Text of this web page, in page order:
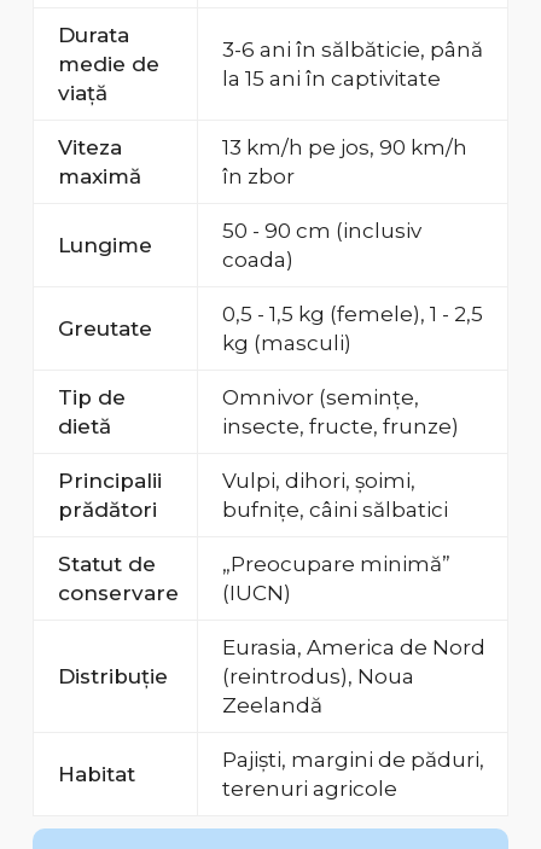
Durata
medie de
viață
3-6 ani în sălbăticie, până
la 15 ani în captivitate
Viteza
maximă
13 km/h pe jos, 90 km/h
în zbor
Lungime
50 - 90 cm (inclusiv
coada)
Greutate
0,5 - 1,5 kg (femele), 1 - 2,5
kg (masculi)
Tip de
dietă
Omnivor (semințe,
insecte, fructe, frunze)
Principalii
prădători
Vulpi, dihori, șoimi,
bufnițe, câini sălbatici
Statut de
conservare
„Preocupare minimă”
(IUCN)
Distribuție
Eurasia, America de Nord
(reintrodus), Noua
Zeelandă
Habitat
Pajiști, margini de păduri,
terenuri agricole